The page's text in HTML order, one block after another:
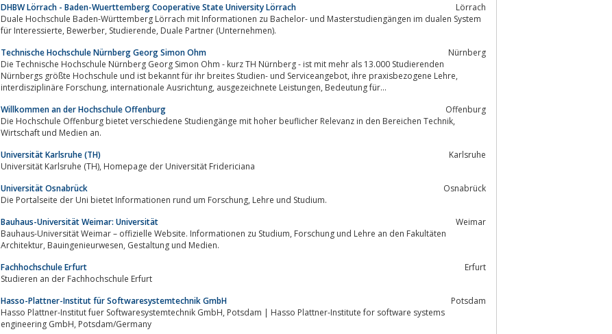
DHBW Lörrach - Baden-Wuerttemberg Cooperative State University Lörrach
Lörrach
Duale Hochschule Baden-Württemberg Lörrach mit Informationen zu Bachelor- und Masterstudiengängen im dualen System
für Interessierte, Bewerber, Studierende, Duale Partner (Unternehmen).
Technische Hochschule Nürnberg Georg Simon Ohm
Nürnberg
Die Technische Hochschule Nürnberg Georg Simon Ohm - kurz TH Nürnberg - ist mit mehr als 13.000 Studierenden
Nürnbergs größte Hochschule und ist bekannt für ihr breites Studien- und Serviceangebot, ihre praxisbezogene Lehre,
interdisziplinäre Forschung, internationale Ausrichtung, ausgezeichnete Leistungen, Bedeutung für...
Willkommen an der Hochschule Offenburg
Offenburg
Die Hoch­schu­le Offenburg bietet verschiedene Studiengänge mit hoher beuflicher Relevanz in den Bereichen Technik,
Wirtschaft und Medien an.
Universität Karlsruhe (TH)
Karlsruhe
Universität Karlsruhe (TH), Homepage der Universität Fridericiana
Universität Osnabrück
Osnabrück
Die Portalseite der Uni bietet Informationen rund um Forschung, Lehre und Studium.
Bauhaus-Universität Weimar: Universität
Weimar
Bauhaus-Universität Weimar – offizielle Website. Informationen zu Studium, Forschung und Lehre an den Fakultäten
Architektur, Bauingenieurwesen, Gestaltung und Medien.
Fachhochschule Erfurt
Erfurt
Studieren an der Fachhochschule Erfurt
Hasso-Plattner-Institut für Softwaresystemtechnik GmbH
Potsdam
Hasso Plattner-Institut fuer Softwaresystemtechnik GmbH, Potsdam | Hasso Plattner-Institute for software systems
engineering GmbH, Potsdam/Germany